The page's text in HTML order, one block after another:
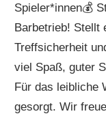
Spieler*innen💰
Barbetrieb! Stellt
Treffsicherheit
viel Spaß, guter
Für das leibliche
gesorgt. Wir